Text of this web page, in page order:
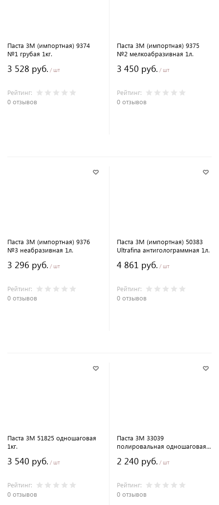
Паста 3M (импортная) 9374
№1 грубая 1кг.
3 528 руб. / шт
Рейтинг:
0 отзывов
Паста 3M (импортная) 9375
№2 мелкоабразивная 1л.
3 450 руб. / шт
Рейтинг:
0 отзывов
Паста 3M (импортная) 9376
№3 неабразивная 1л.
3 296 руб. / шт
Рейтинг:
0 отзывов
Паста 3M (импортная) 50383
Ultrafina антиголограммная 1л.
4 861 руб. / шт
Рейтинг:
0 отзывов
Паста 3M 51825 одношаговая
1кг.
3 540 руб. / шт
Рейтинг:
0 отзывов
Паста 3M 33039
полировальная одношаговая
2 240 руб. / шт
Рейтинг:
0 отзывов